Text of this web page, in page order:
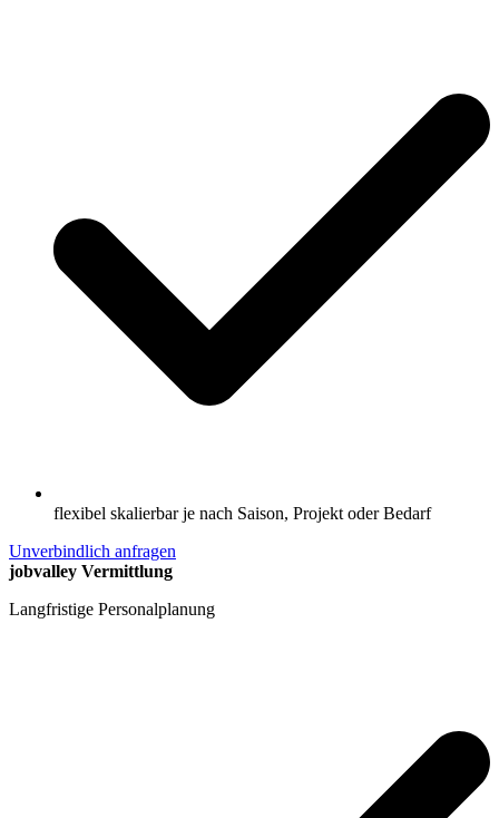
flexibel skalierbar je nach Saison, Projekt oder Bedarf
Unverbindlich anfragen
jobvalley Vermittlung
Langfristige Personalplanung